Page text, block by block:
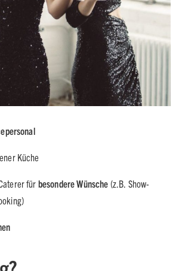
Küche
für besondere Wünsche (z.B. Show-